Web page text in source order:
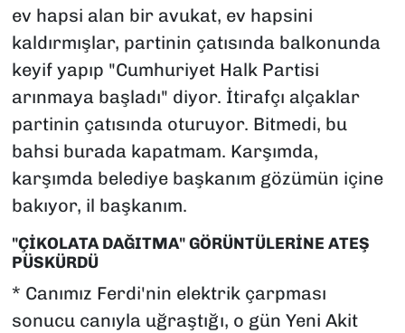
ev hapsi alan bir avukat, ev hapsini
kaldırmışlar, partinin çatısında balkonunda
keyif yapıp "Cumhuriyet Halk Partisi
arınmaya başladı" diyor. İtirafçı alçaklar
partinin çatısında oturuyor. Bitmedi, bu
bahsi burada kapatmam. Karşımda,
karşımda belediye başkanım gözümün içine
bakıyor, il başkanım.
"ÇİKOLATA DAĞITMA" GÖRÜNTÜLERİNE ATEŞ
PÜSKÜRDÜ
* Canımız Ferdi'nin elektrik çarpması
sonucu canıyla uğraştığı, o gün Yeni Akit